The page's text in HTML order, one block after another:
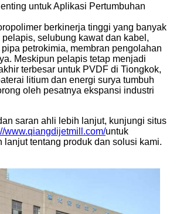
untuk Aplikasi Pertumbuhan
berkinerja tinggi yang banyak
selubung kawat dan kabel,
petrokimia, membran pengolahan
Meskipun pelapis tetap menjadi
terbesar untuk PVDF di Tiongkok,
litium dan energi surya tumbuh
oleh pesatnya ekspansi industri
saran ahli lebih lanjut, kunjungi situs
www.qiangdijetmill.com/untuk
lanjut tentang produk dan solusi kami.